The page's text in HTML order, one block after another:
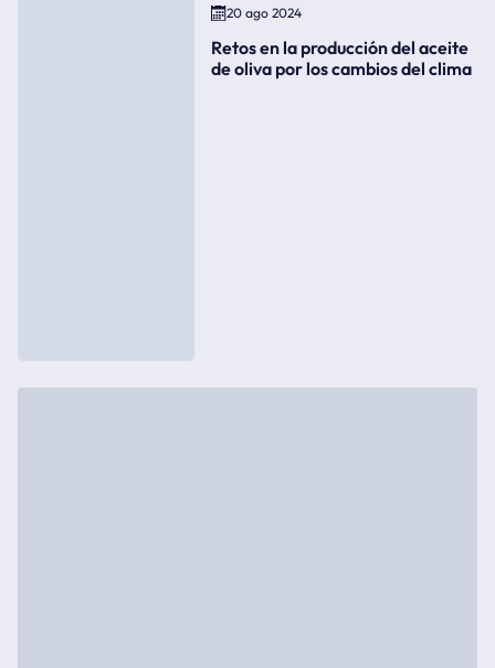
20 ago 2024
Retos en la producción del aceite
de oliva por los cambios del clima